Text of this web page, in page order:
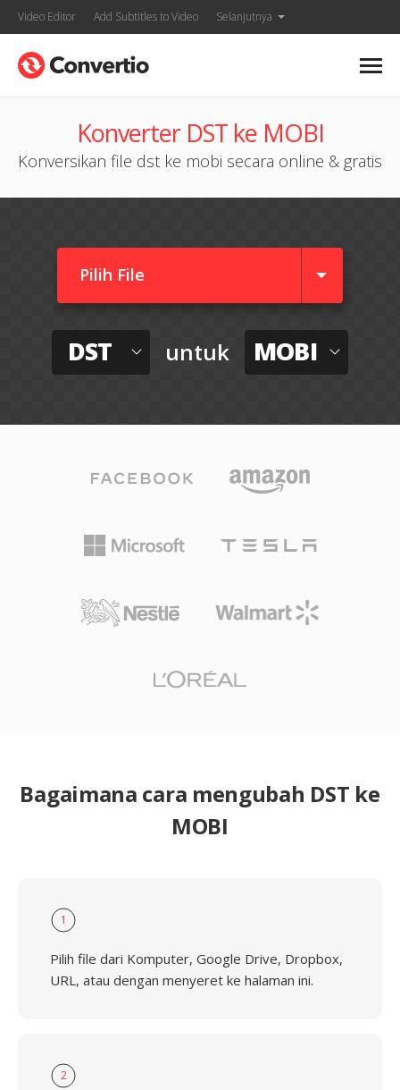
Video Editor Add Subtitles to Video Selanjutnya
Konverter DST ke MOBI
Konversikan file dst ke mobi secara online & gratis
Pilih File
DST untuk MOBI
Bagaimana cara mengubah DST ke
MOBI
1
Pilih file dari Komputer, Google Drive, Dropbox,
URL, atau dengan menyeret ke halaman ini.
2